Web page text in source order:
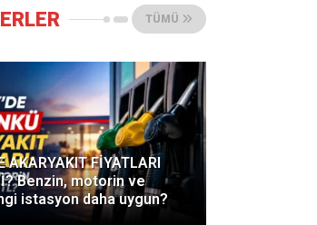
TÜMÜ
AKARYAKIT FİYATLARI
Benzin, motorin ve
istasyon daha uygun?